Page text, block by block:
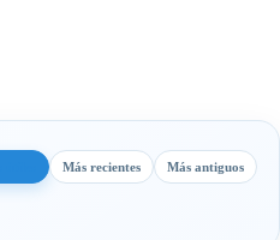
Más recientes Más antiguos